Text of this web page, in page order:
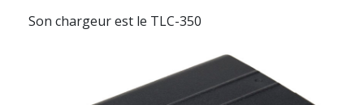
Son chargeur est le TLC-350